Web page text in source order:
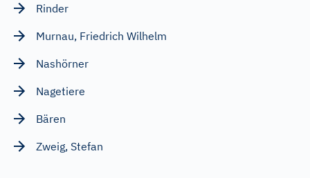
Rinder
Murnau, Friedrich Wilhelm
Nashörner
Nagetiere
Bären
Zweig, Stefan